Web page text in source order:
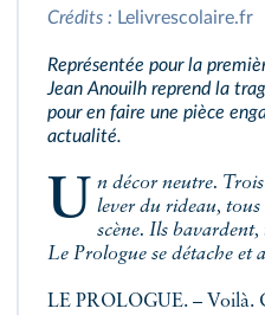
Crédits : Lelivrescolaire.fr
Représentée pour la
Jean Anouilh reprend la
pour en faire une pièce
actualité.
Un décor neutre. Trois portes semblables. Au lever du rideau, tous
scène. Ils
Le Prologue se détache et
LE PROLOGUE. – Voilà.